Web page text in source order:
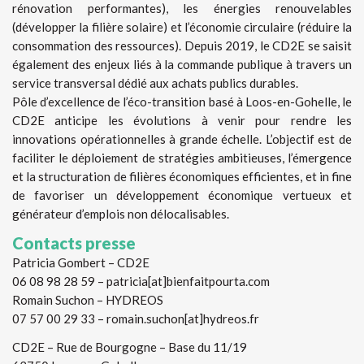
rénovation performantes), les énergies renouvelables
(développer la filière solaire) et l’économie circulaire (réduire la
consommation des ressources). Depuis 2019, le CD2E se saisit
également des enjeux liés à la commande publique à travers un
service transversal dédié aux achats publics durables.
Pôle d’excellence de l’éco-transition basé à Loos-en-Gohelle, le
CD2E anticipe les évolutions à venir pour rendre les
innovations opérationnelles à grande échelle. L’objectif est de
faciliter le déploiement de stratégies ambitieuses, l’émergence
et la structuration de filières économiques efficientes, et in fine
de favoriser un développement économique vertueux et
générateur d’emplois non délocalisables.
Contacts presse
Patricia Gombert – CD2E
06 08 98 28 59 – patricia[at]bienfaitpourta.com
Romain Suchon – HYDREOS
07 57 00 29 33 – romain.suchon[at]hydreos.fr
CD2E – Rue de Bourgogne – Base du 11/19